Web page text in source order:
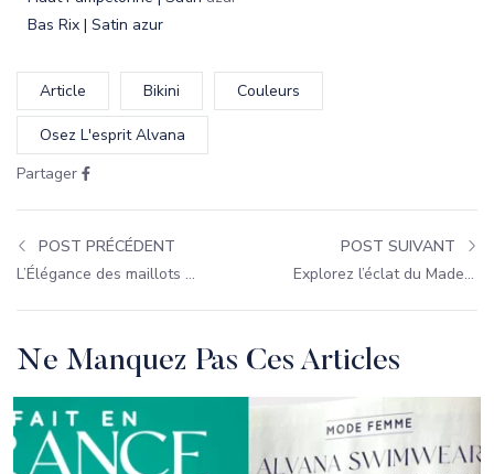
Bas Rix | Satin azur
Article Bikini Couleurs
Osez L'esprit Alvana
Partager
POST PRÉCÉDENT
L’Élégance des maillots de bain Satin Français !
POST SUIVANT
Explorez l’éclat du Made in France by Intima
Ne Manquez Pas Ces Articles